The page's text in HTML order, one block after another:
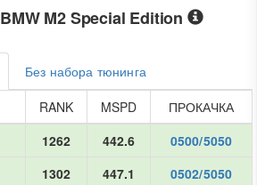
BMW M2 Special Edition
Без набора тюнинга
RANK MSPD
ПРОКАЧКА
1262 442.6
0500/5050
1302 447.1
0502/5050